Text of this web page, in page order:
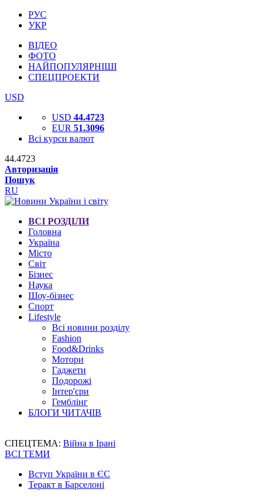
РУС
УКР
ВІДЕО
ФОТО
НАЙПОПУЛЯРНІШІ
СПЕЦПРОЕКТИ
USD
USD 44.4723
EUR 51.3096
Всі курси валют
44.4723
Авторизація
Пошук
RU
ВСІ РОЗДІЛИ
Головна
Україна
Місто
Світ
Бізнес
Наука
Шоу-бізнес
Спорт
Lifestyle
Всі новини розділу
Fashion
Food&Drinks
Мотори
Гаджети
Подорожі
Інтер'єри
Гемблінг
БЛОГИ ЧИТАЧІВ
СПЕЦТЕМА: Війна в Ірані
ВСІ ТЕМИ
Вступ України в ЄС
Теракт в Барселоні